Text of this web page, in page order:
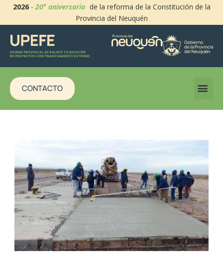
2026-20° aniversario de la reforma de la Constitución de la
Provincia del Neuquén
CONTACTO